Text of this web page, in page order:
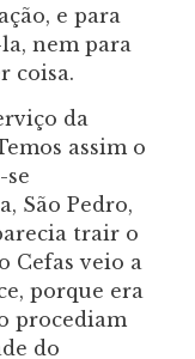
e para
nem para
coisa.
da
assim o
se
São Pedro,
trair o
Cefas veio a
porque era
procediam
do